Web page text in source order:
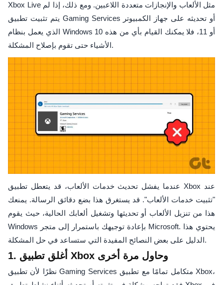
Xbox Live مثل الألعاب والإنجازات متعددة اللاعبين. ومع ذلك، إذا لم
يتم تثبيت تطبيق Gaming Services أو تحديثه على جهاز الكمبيوتر
الذي يعمل بنظام Windows 10 أو 11، فلا يمكنك القيام بأي من هذه
الأشياء حتى تقوم بإصلاح المشكلة.
عندما يفشل تحديث خدمات الألعاب، قد يتعطل تطبيق Xbox عند
"تثبيت خدمات الألعاب". قد يستغرق هذا بضع دقائق الرسالة. يمنعك
هذا من تنزيل الألعاب أو تحديثها وتشغيل ألعابك الحالية، حيث يقوم
Windows بإعادة توجيهك باستمرار إلى متجر Microsoft. يحتوي هذا
الدليل على بعض النصائح المفيدة التي ستساعد في حل المشكلة.
1. أغلق تطبيق Xbox وحاول مرة أخرى
نظرًا لأن تطبيق Gaming Services متكامل تمامًا مع تطبيق Xbox،